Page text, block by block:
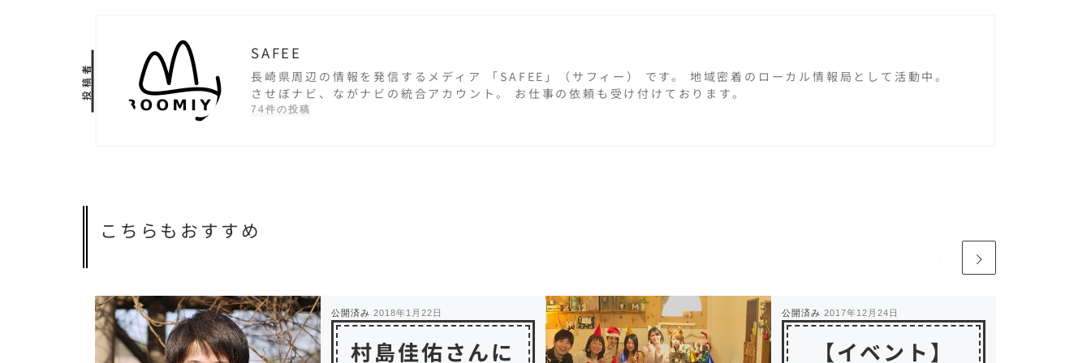
投稿者
SAFEE
長崎県周辺の情報を発信するメディア 「SAFEE」（サフィー） です。 地域密着のローカル情報局として活動中。
させぼナビ、ながナビの統合アカウント。 お仕事の依頼も受け付けております。
74件の投稿
こちらもおすすめ
公開済み 2018年1月22日
村島佳佑さんに
公開済み 2017年12月24日
【イベント】